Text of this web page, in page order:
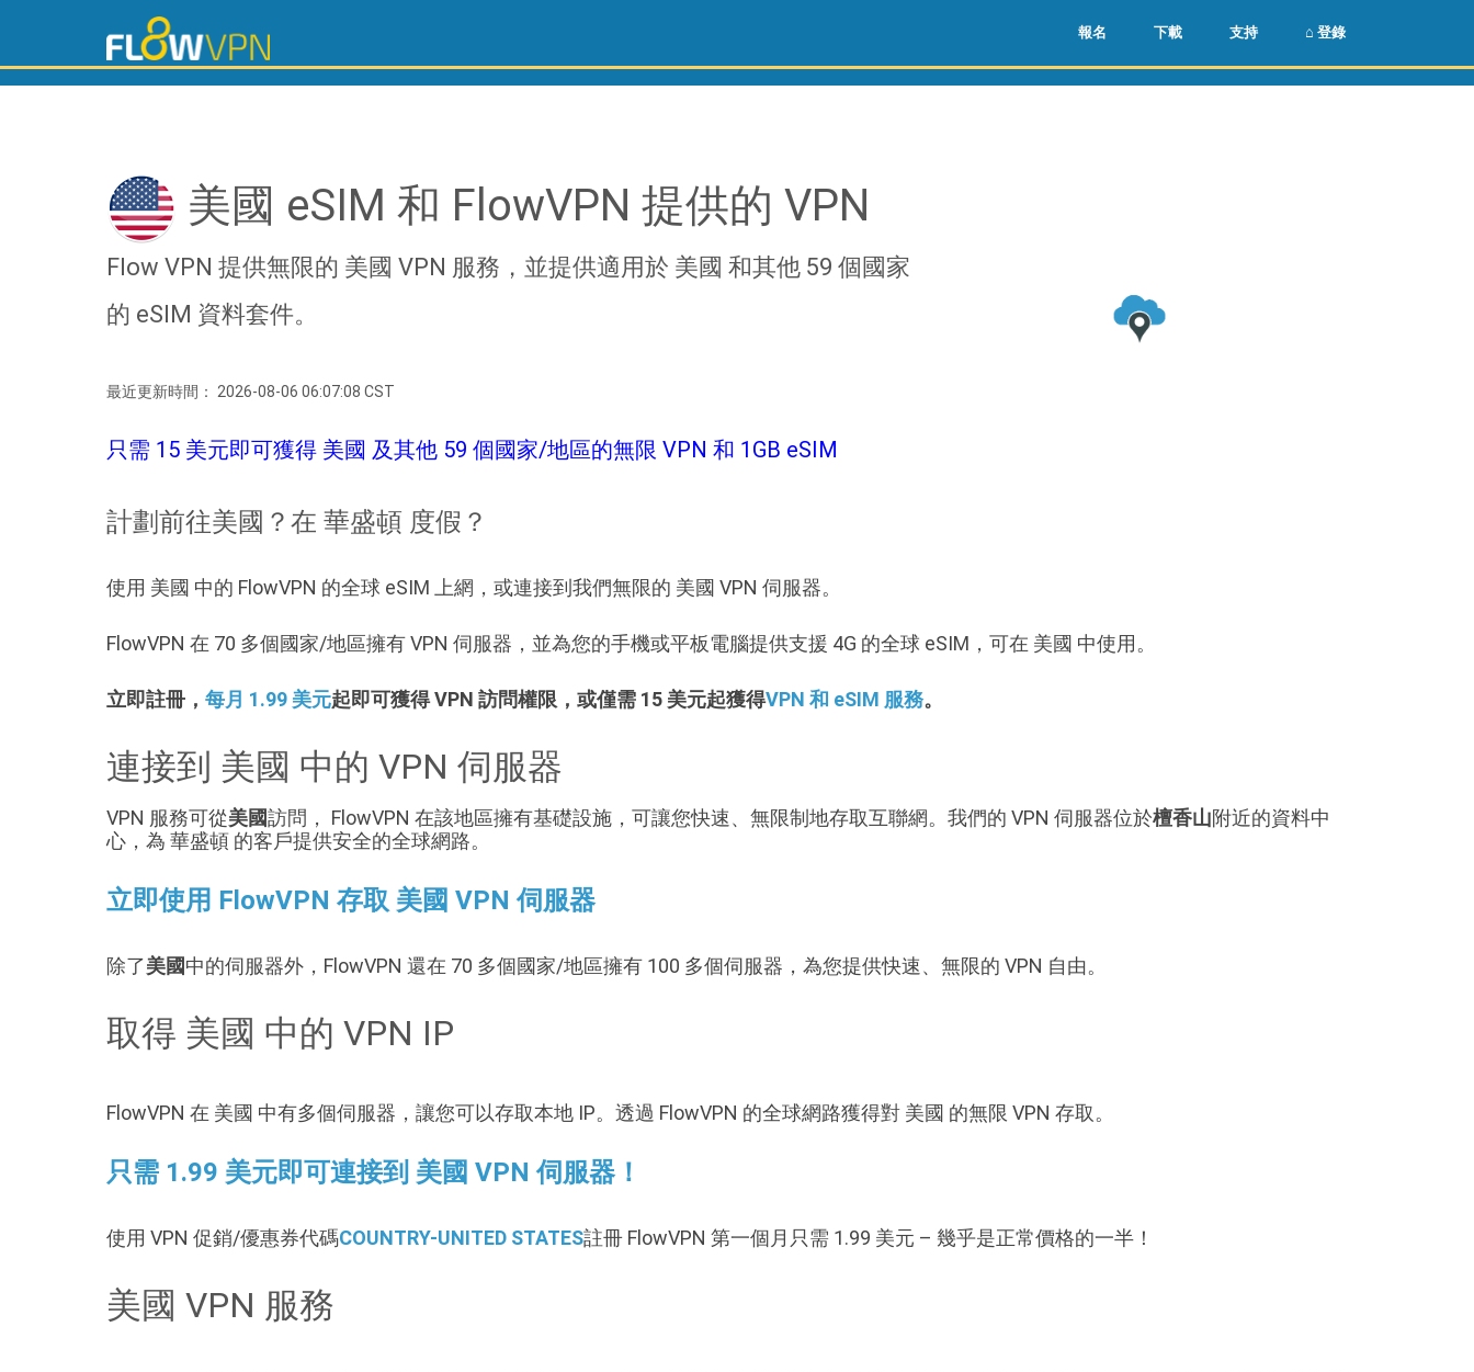
報名 下載 支持 ⌂ 登錄
美國 eSIM 和 FlowVPN 提供的 VPN
Flow VPN 提供無限的 美國 VPN 服務，並提供適用於 美國 和其他 59 個國家
的 eSIM 資料套件。
最近更新時間： 2026-08-06 06:07:08 CST
只需 15 美元即可獲得 美國 及其他 59 個國家/地區的無限 VPN 和 1GB eSIM
計劃前往美國？在 華盛頓 度假？
使用 美國 中的 FlowVPN 的全球 eSIM 上網，或連接到我們無限的 美國 VPN 伺服器。
FlowVPN 在 70 多個國家/地區擁有 VPN 伺服器，並為您的手機或平板電腦提供支援 4G 的全球 eSIM，可在 美國 中使用。
立即註冊， 每月 1.99 美元起即可獲得 VPN 訪問權限，或僅需 15 美元起獲得VPN 和 eSIM 服務。
連接到 美國 中的 VPN 伺服器
VPN 服務可從美國訪問， FlowVPN 在該地區擁有基礎設施，可讓您快速、無限制地存取互聯網。我們的 VPN 伺服器位於檀香山附近的資料中
心，為 華盛頓 的客戶提供安全的全球網路。
立即使用 FlowVPN 存取 美國 VPN 伺服器
除了美國中的伺服器外，FlowVPN 還在 70 多個國家/地區擁有 100 多個伺服器，為您提供快速、無限的 VPN 自由。
取得 美國 中的 VPN IP
FlowVPN 在 美國 中有多個伺服器，讓您可以存取本地 IP。透過 FlowVPN 的全球網路獲得對 美國 的無限 VPN 存取。
只需 1.99 美元即可連接到 美國 VPN 伺服器！
使用 VPN 促銷/優惠券代碼COUNTRY-UNITED STATES註冊 FlowVPN 第一個月只需 1.99 美元 – 幾乎是正常價格的一半！
美國 VPN 服務